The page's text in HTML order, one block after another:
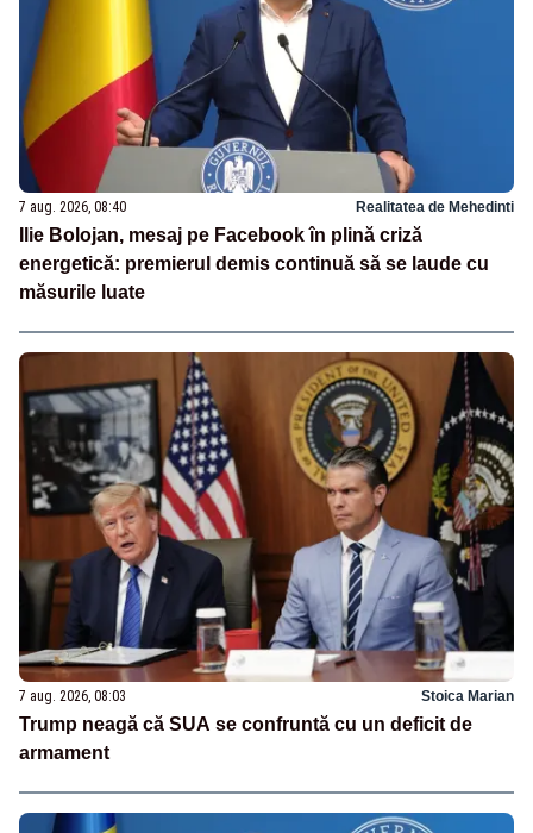
7 aug. 2026, 08:40 Realitatea de Mehedinti
Ilie Bolojan, mesaj pe Facebook în plină criză
energetică: premierul demis continuă să se laude cu
măsurile luate
7 aug. 2026, 08:03 Stoica Marian
Trump neagă că SUA se confruntă cu un deficit de
armament